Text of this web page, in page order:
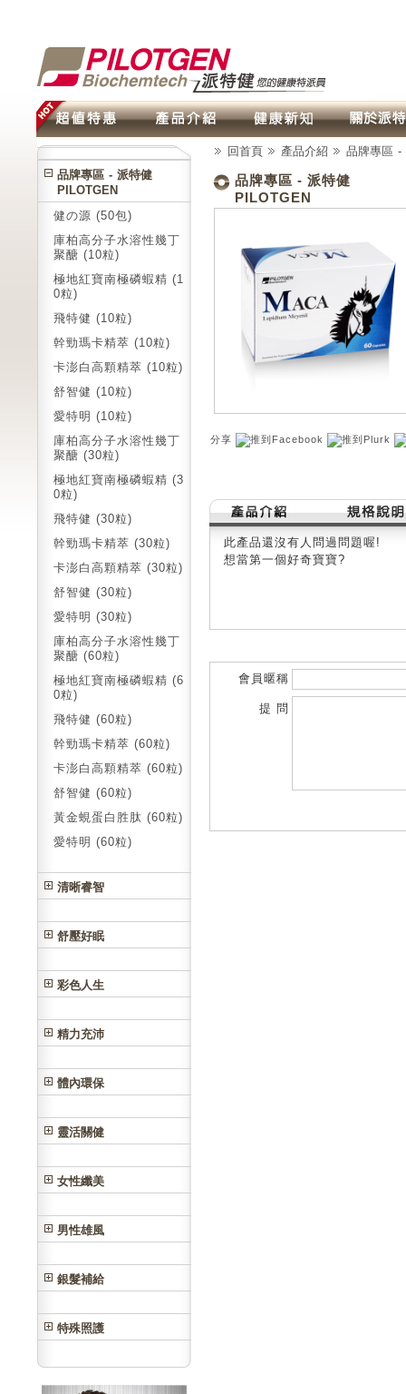
品牌專區 - 派特健
PILOTGEN
健の源 (50包)
庫柏高分子水溶性幾丁
聚醣 (10粒)
極地紅寶南極磷蝦精 (1
0粒)
飛特健 (10粒)
幹勁瑪卡精萃 (10粒)
卡澎白高顆精萃 (10粒)
舒智健 (10粒)
愛特明 (10粒)
庫柏高分子水溶性幾丁
聚醣 (30粒)
極地紅寶南極磷蝦精 (3
0粒)
飛特健 (30粒)
幹勁瑪卡精萃 (30粒)
卡澎白高顆精萃 (30粒)
舒智健 (30粒)
愛特明 (30粒)
庫柏高分子水溶性幾丁
聚醣 (60粒)
極地紅寶南極磷蝦精 (6
0粒)
飛特健 (60粒)
幹勁瑪卡精萃 (60粒)
卡澎白高顆精萃 (60粒)
舒智健 (60粒)
黃金蜆蛋白胜肽 (60粒)
愛特明 (60粒)
清晰睿智
舒壓好眠
彩色人生
精力充沛
體內環保
靈活關健
女性纖美
男性雄風
銀髮補給
特殊照護
回首頁 產品介紹 品牌專區 -
品牌專區 - 派特健
PILOTGEN
分享
此產品還沒有人問過問題喔!
想當第一個好奇寶寶?
會員暱稱
提 問